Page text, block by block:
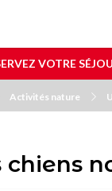
VOTRE
Activités nature
chiens